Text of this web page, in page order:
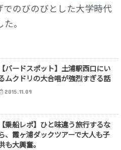
のびのびとした大学時代
。
【バードスポット】土浦駅西口にい
ムクドリの大合唱が強烈すぎる話
2015.11.09
【乗船レポ】ひと味違う旅行するな
、霞ヶ浦ダックツアーで大人も子
も大興奮。